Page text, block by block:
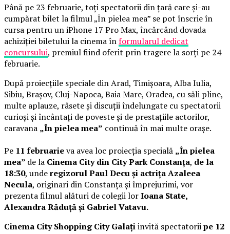
Până pe 23 februarie, toți spectatorii din țară care și-au
cumpărat bilet la filmul „În pielea mea” se pot înscrie în
cursa pentru un iPhone 17 Pro Max, încărcând dovada
achiziției biletului la cinema înformularul dedicat
concursului, premiul fiind oferit prin tragere la sorți pe 24
februarie.
După proiecțiile speciale din Arad, Timișoara, Alba Iulia,
Sibiu, Brașov, Cluj-Napoca, Baia Mare, Oradea, cu săli pline,
multe aplauze, râsete și discuții îndelungate cu spectatorii
curioși și încântați de poveste și de prestațiile actorilor,
caravana „În pielea mea” continuă în mai multe orașe.
Pe 11 februarieva avea loc proiecția specială „În pielea
mea” de la Cinema City din City Park Constanța, de la
18:30, underegizorul Paul Decu și actrița Azaleea
Necula, originari din Constanța și împrejurimi, vor
prezenta filmul alături de colegii lorIoana State,
Alexandra Răduță și Gabriel Vatavu.
Cinema City Shopping City Galațiinvită spectatoriipe 12